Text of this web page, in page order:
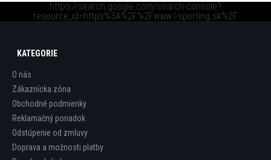
https://search.google.com/search-console?
resource_id=https%3A%2F%2Fwww.l-sporting.sk%2F
KATEGORIE
O nás
Zákaznícka zóna
Obchodné podmienky
Reklamačný poriadok
Odstúpenie od zmluvy
Doprava a možnosti platby